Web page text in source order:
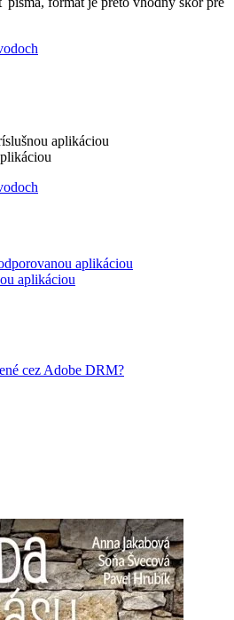
aplikáciou
aplikáciou
aplikáciou
cez Adobe DRM?